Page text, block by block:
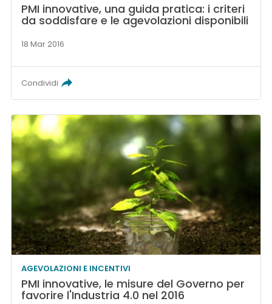
PMI innovative, una guida pratica: i criteri
da soddisfare e le agevolazioni disponibili
18 Mar 2016
Condividi
AGEVOLAZIONI E INCENTIVI
PMI innovative, le misure del Governo per
favorire l'Industria 4.0 nel 2016